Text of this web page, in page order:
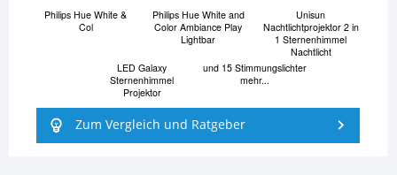
Philips Hue White &
Col
Philips Hue White and
Color Ambiance Play
Lightbar
Unisun
Nachtlichtprojektor 2 in
1 Sternenhimmel
Nachtlicht
LED Galaxy
Sternenhimmel
Projektor
und 15 Stimmungslichter
mehr...
Zum Vergleich und Ratgeber